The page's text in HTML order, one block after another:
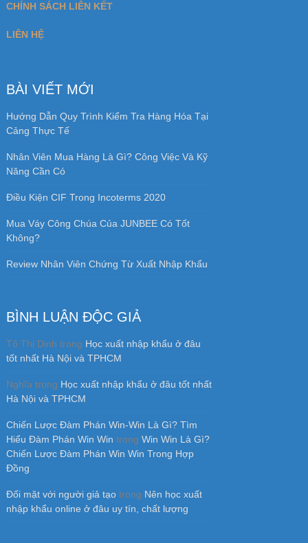
BÌNH LUẬN ĐỘC GIẢ
Nghĩa trong
Học xuất nhập khẩu ở đâu tốt nhất
Hà Nội và TPHCM
Chiến Lược Đàm Phán Win-Win Là Gì? Tìm
Chiến Lược Đàm Phán Win Win Trong Hợp
Đồng
Đối mặt với người giả tạo
nhập khẩu online ở đâu uy tín, chất lượng